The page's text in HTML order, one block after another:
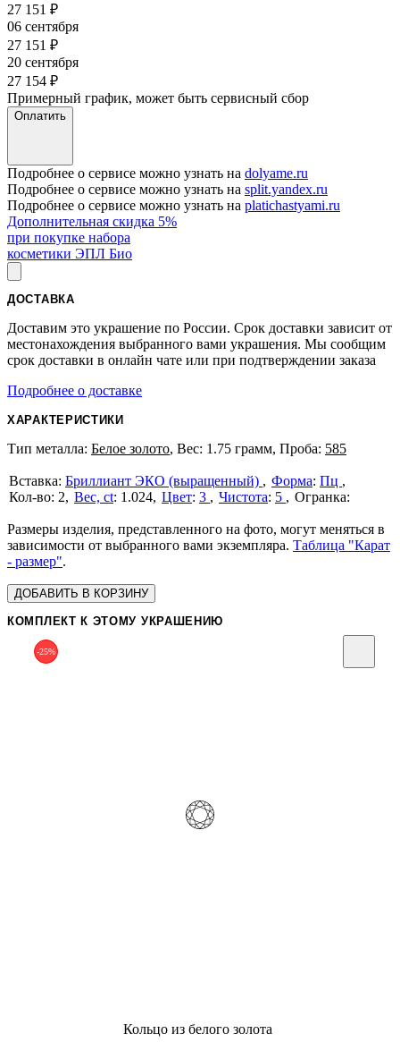
27 151 ₽
06 сентября
27 151 ₽
20 сентября
27 154 ₽
Примерный график, может быть сервисный сбор
Оплатить
Подробнее о сервисе можно узнать на dolyame.ru
Подробнее о сервисе можно узнать на split.yandex.ru
Подробнее о сервисе можно узнать на platichastyami.ru
Дополнительная скидка 5%
при покупке набора
косметики ЭПЛ Био
ДОСТАВКА
Доставим это украшение по России. Срок доставки зависит от
местонахождения выбранного вами украшения. Мы сообщим
срок доставки в онлайн чате или при подтверждении заказа
Подробнее о доставке
ХАРАКТЕРИСТИКИ
Тип металла: Белое золото, Вес: 1.75 грамм, Проба: 585
Бриллиант ЭКО (выращенный) Форма: Пц
2
Вес, ct: 1.024 Цвет: 3 Чистота: 5
Размеры изделия, представленного на фото, могут меняться в
зависимости от выбранного вами экземпляра. Таблица "Карат
- размер".
ДОБАВИТЬ В КОРЗИНУ
КОМПЛЕКТ К ЭТОМУ УКРАШЕНИЮ
-25%
Кольцо из белого золота